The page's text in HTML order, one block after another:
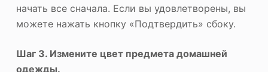
начать все сначала. Если вы удовлетворены, вы
можете нажать кнопку «Подтвердить» сбоку.
Шаг 3. Измените цвет предмета домашней
одежды.